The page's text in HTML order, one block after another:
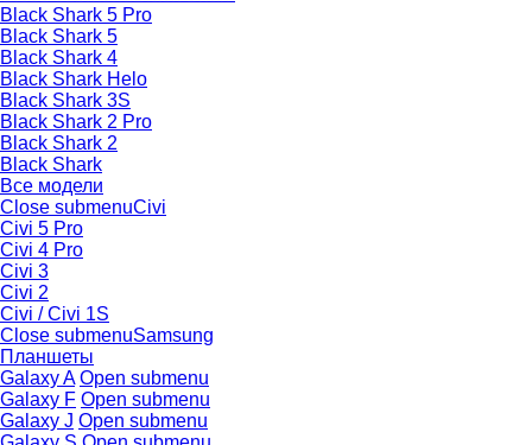
Black Shark 5 Pro
Black Shark 5
Black Shark 4
Black Shark Helo
Black Shark 3S
Black Shark 2 Pro
Black Shark 2
Black Shark
Все модели
Close submenuCivi
Civi 5 Pro
Civi 4 Pro
Civi 3
Civi 2
Civi / Civi 1S
Close submenuSamsung
Планшеты
Galaxy A Open submenu
Galaxy F Open submenu
Galaxy J Open submenu